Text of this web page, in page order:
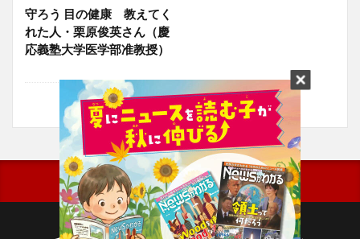
守ろう 目の健康 教えてく
れた人・栗原俊英さん（慶
応義塾大学医学部准教授）